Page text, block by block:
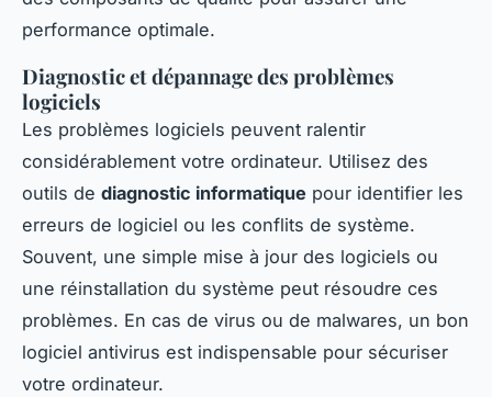
performance optimale.
Diagnostic et dépannage des problèmes
logiciels
Les problèmes logiciels peuvent ralentir
considérablement votre ordinateur. Utilisez des
outils de diagnostic informatique pour identifier les
erreurs de logiciel ou les conflits de système.
Souvent, une simple mise à jour des logiciels ou
une réinstallation du système peut résoudre ces
problèmes. En cas de virus ou de malwares, un bon
logiciel antivirus est indispensable pour sécuriser
votre ordinateur.